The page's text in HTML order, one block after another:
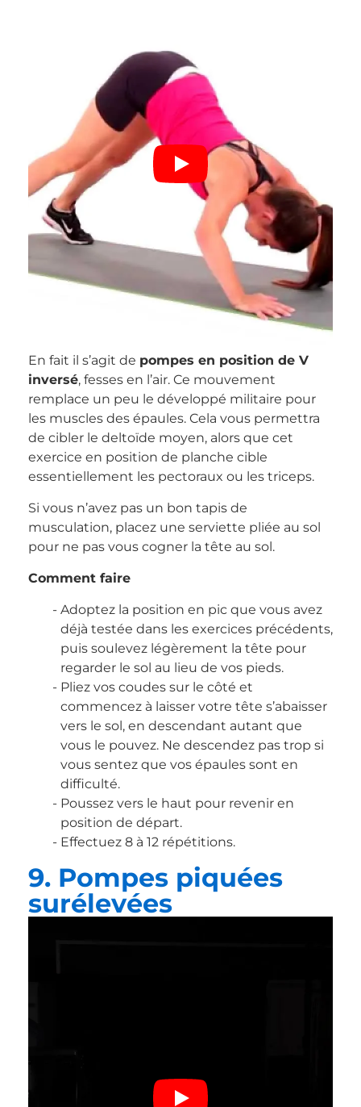
En fait il s’agit de pompes en position de V
inversé, fesses en l’air. Ce mouvement
remplace un peu le développé militaire pour
les muscles des épaules. Cela vous permettra
de cibler le deltoïde moyen, alors que cet
exercice en position de planche cible
essentiellement les pectoraux ou les triceps.
Si vous n’avez pas un bon tapis de
musculation, placez une serviette pliée au sol
pour ne pas vous cogner la tête au sol.
Comment faire
Adoptez la position en pic que vous avez
déjà testée dans les exercices précédents,
puis soulevez légèrement la tête pour
regarder le sol au lieu de vos pieds.
Pliez vos coudes sur le côté et
commencez à laisser votre tête s’abaisser
vers le sol, en descendant autant que
vous le pouvez. Ne descendez pas trop si
vous sentez que vos épaules sont en
difficulté.
Poussez vers le haut pour revenir en
position de départ.
Effectuez 8 à 12 répétitions.
9. Pompes piquées
surélevées